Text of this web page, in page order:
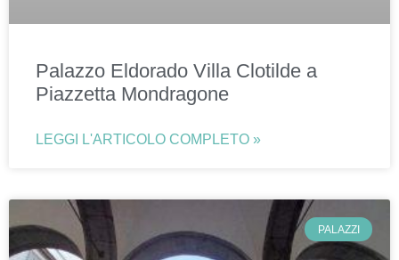
Palazzo Eldorado Villa Clotilde a
Piazzetta Mondragone
LEGGI L'ARTICOLO COMPLETO »
PALAZZI